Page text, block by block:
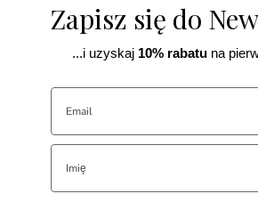
Zapisz się do
...i uzyskaj10% rabatuna